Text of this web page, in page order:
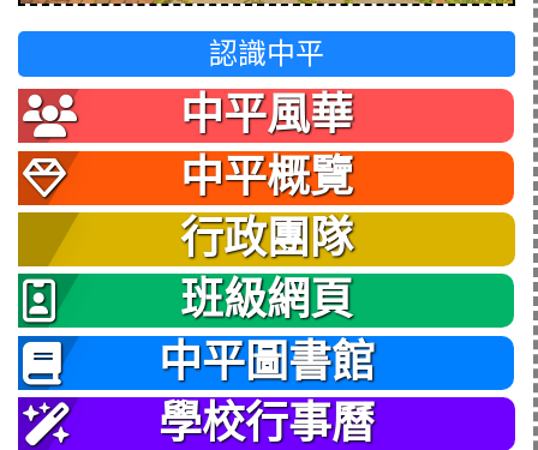
認識中平
中平風華
中平概覽
行政團隊
班級網頁
中平圖書館
學校行事曆